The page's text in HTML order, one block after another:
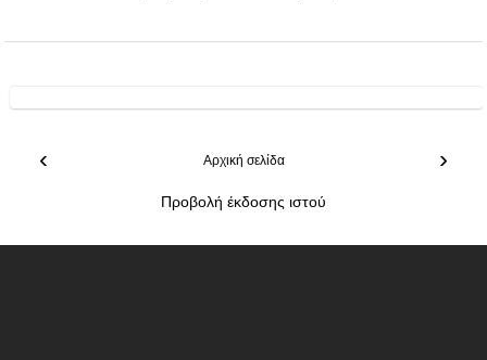
‹ ›
Αρχική σελίδα
Προβολή έκδοσης ιστού